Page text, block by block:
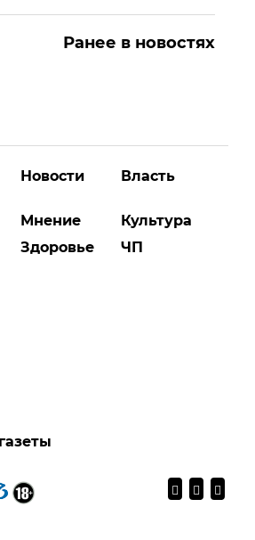
Ранее в новостях
Новости
Мнение
Здоровье
Власть
Культура
ЧП